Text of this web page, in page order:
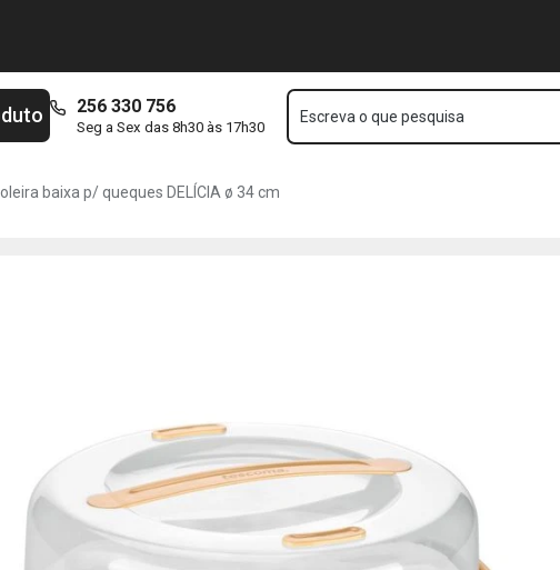
256 330 756
Seg a Sex das 8h30 às 17h30
Escreva o que pesquisa
baixa p/ queques DELÍCIA ø 34 cm